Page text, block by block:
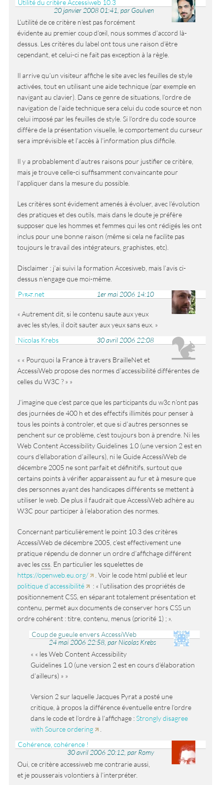
Utilité du critère Accessiweb 10.3
20 janvier 2008 01:41, par Goulven
L’utilité de ce critère n’est pas forcément
évidente au premier coup d’œil, nous sommes d’accord là-
dessus. Les critères du label ont tous une raison d’être
cependant, et celui-ci ne fait pas exception à la règle.
Il arrive qu’un visiteur affiche le site avec les feuilles de style
activées, tout en utilisant une aide technique (par exemple en
navigant au clavier). Dans ce genre de situations, l’ordre de
navigation de l’aide technique sera celui du code source et non
celui imposé par les feuilles de style. Si l’ordre du code source
diffère de la présentation visuelle, le comportement du curseur
sera imprévisible et l’accès à l’information plus difficile.
Il y a probablement d’autres raisons pour justifier ce critère,
mais je trouve celle-ci suffisamment convaincante pour
l’appliquer dans la mesure du possible.
Les critères sont évidement amenés à évoluer, avec l’évolution
des pratiques et des outils, mais dans le doute je préfère
supposer que les hommes et femmes qui les ont rédigés les ont
inclus pour une bonne raison (même si cela ne facilite pas
toujours le travail des intégrateurs, graphistes, etc).
Disclaimer : j’ai suivi la formation Accesiweb, mais l’avis ci-
dessus n’engage que moi-même.
Pyrat.net 1er mai 2006 14:10
Autrement dit, si le contenu saute aux yeux
avec les styles, il doit sauter aux yeux sans eux.
Nicolas Krebs
30 avril 2006 22:08
« Pourquoi la France à travers BrailleNet et
AccessiWeb propose des normes d’accessibilité différentes de
celles du W3C ? »
J’imagine que c’est parce que les participants du w3c n’ont pas
des journées de 400 h et des effectifs illimités pour penser à
tous les points à controler, et que si d’autres personnes se
penchent sur ce problème, c’est toujours bon à prendre. Ni les
Web Content Accessibility Guidelines 1.0 (une version 2 est en
cours d’ellaboration d’ailleurs), ni le Guide AccessiWeb de
décembre 2005 ne sont parfait et définitifs, surtout que
certains points à vérifier apparaissent au fur et à mesure que
des personnes ayant des handicapes différents se mettent à
utiliser le web. De plus il faudrait que AccessiWeb adhère au
W3C pour participer à l’elaboration des normes.
Concernant particulièrement le point 10.3 des critères
AccessiWeb de décembre 2005, c’est effectivement une
pratique répendu de donner un ordre d’affichage différent
avec lescss. En particulier les squelettes de
https://openweb.eu.org/
. Voir le code html publié et leur
politique d’accessibilité
: « l’utilisation des propriétés de
positionnement CSS, en séparant totalement présentation et
contenu, permet aux documents de conserver hors CSS un
ordre cohérent : titre, contenu, menus (priorité 1) ; ».
Coup de gueule envers AccessiWeb
24 mai 2006 22:58, par Nicolas Krebs
« les Web Content Accessibility
Guidelines 1.0 (une version 2 est en cours d’élaboration
d’ailleurs) »
Version 2 sur laquelle Jacques Pyrat a posté une
critique, à propos la différence éventuelle entre l’ordre
dans le code et l’ordre à l’affichage :Strongly disagree
with Source ordering
Cohérence, cohérence !
30 avril 2006 20:12, par Romy
Oui, ce critère accessiweb me contrarie aussi,
et je pousserais volontiers à l’interpréter.